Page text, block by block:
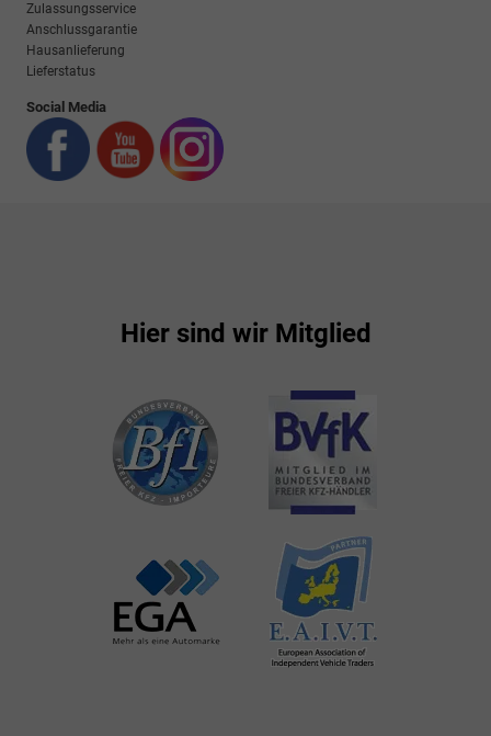
Zulassungsservice
Anschlussgarantie
Hausanlieferung
Lieferstatus
Social Media
Hier sind wir Mitglied